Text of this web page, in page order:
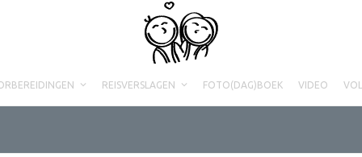
REISVERSLAGEN FOTO(DAG)BOEK VIDEO